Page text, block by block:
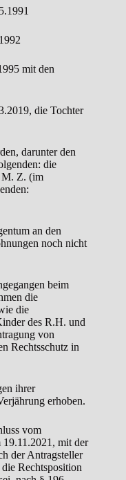
mit den
die Tochter
darunter den
die
M. Z. (im
an den
noch nicht
beim
die
die
des R.H. und
von
Rechtsschutz in
ihrer
erhoben.
vom
mit der
der Antragsteller
Rechtsposition